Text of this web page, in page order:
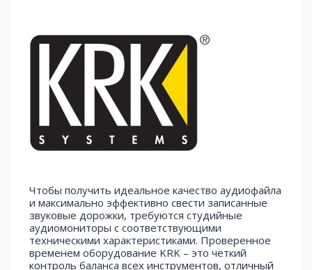
Чтобы получить идеальное качество аудиофайла
и максимально эффективно свести записанные
звуковые дорожки, требуются студийные
аудиомониторы с соответствующими
техническими характеристиками. Проверенное
временем оборудование KRK – это четкий
контроль баланса всех инструментов, отличный